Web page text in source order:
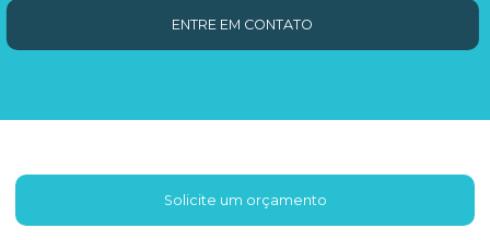
ENTRE EM CONTATO
Solicite um orçamento